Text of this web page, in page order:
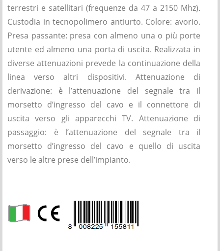
terrestri e satellitari (frequenze da 47 a 2150 Mhz).
Custodia in tecnopolimero antiurto. Colore: avorio.
Presa passante: presa con almeno una o più porte
utente ed almeno una porta di uscita. Realizzata in
diverse attenuazioni prevede la continuazione della
linea verso altri dispositivi. Attenuazione di
derivazione: è l’attenuazione del segnale tra il
morsetto d’ingresso del cavo e il connettore di
uscita verso gli apparecchi TV. Attenuazione di
passaggio: è l’attenuazione del segnale tra il
morsetto d’ingresso del cavo e quello di uscita
verso le altre prese dell’impianto.